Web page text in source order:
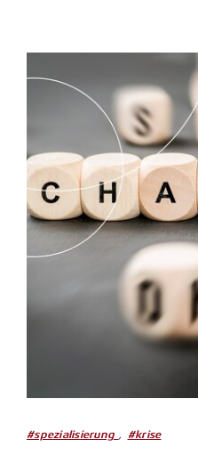
#spezialisierung , #krise